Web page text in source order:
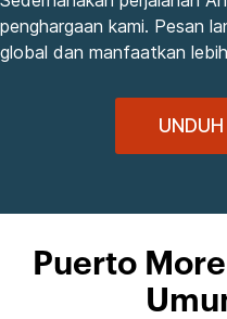
penghargaan kami. Pesan
global dan manfaatkan
Puerto